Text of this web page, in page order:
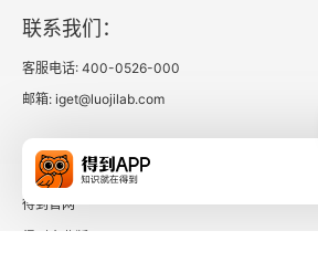
联系我们：
客服电话: 400-0526-000
邮箱: iget@luojilab.com
相关链接：
得到官网